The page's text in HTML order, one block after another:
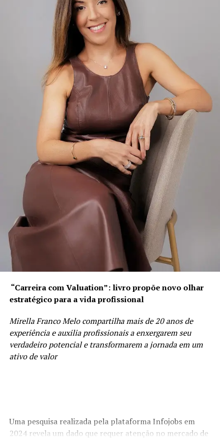
traria angústia e aflição.
Protocolado em 2023, o texto de Crivella foi,
inicialmente, apelidade de “anistia light” por abarcar
apenas manifestantes que se envolveram nos atos de 8
de Janeiro e não depredaram patrimônio público nem
atacaram policiais. Após a condenação de Bolsonaro e de
aliados do ex-presidente, o texto ganhou uma nova
discussão na Câmara…
BRASIL DAS INJUSTIÇAS… E O POVO PAGA A CONTA.
“Carreira com Valuation”: livro propõe novo olhar
estratégico para a vida profissional
Mirella Franco Melo compartilha mais de 20 anos de
experiência e auxilia profissionais a enxergarem seu
verdadeiro potencial e transformarem a jornada em um
ativo de valor
Uma pesquisa realizada pela plataforma Infojobs em
2024 revela um dado que requer atenção no mercado de